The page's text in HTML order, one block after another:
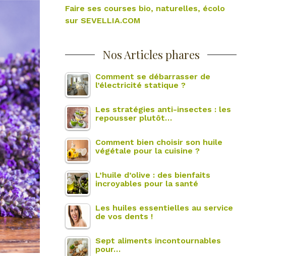
Faire ses courses bio, naturelles, écolo
sur SEVELLIA.COM
Nos Articles phares
Comment se débarrasser de
l’électricité statique ?
Les stratégies anti-insectes : les
repousser plutôt…
Comment bien choisir son huile
végétale pour la cuisine ?
L’huile d’olive : des bienfaits
incroyables pour la santé
Les huiles essentielles au service
de vos dents !
Sept aliments incontournables
pour…